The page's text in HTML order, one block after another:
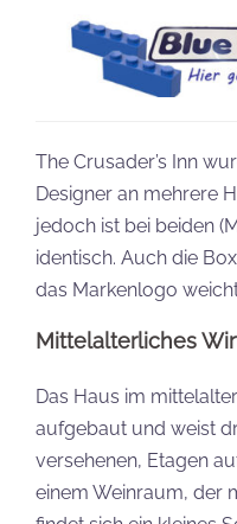
The Crusader’s Inn
Designer an mehrere
jedoch ist bei beiden
identisch. Auch die
das Markenlogo
Mittelalterliches
Das Haus im
aufgebaut und weist
versehenen, Etagen
einem Weinraum, der